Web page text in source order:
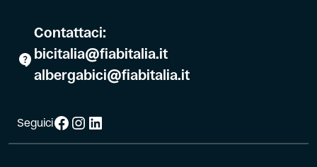
Contattaci:
bicitalia@fiabitalia.it
albergabici@fiabitalia.it
SeguiciFacebook
Instagram
LinkedIn